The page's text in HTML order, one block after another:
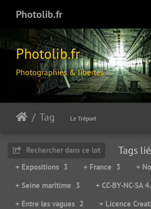
Photolib.fr
Photolib.fr
Photographies & libertés
Tag Le Tréport
Rechercher dans ce lot Tags
+ Expositions 3 + France 3 +
+ Seine maritime 3 + CC-BY-NC-SA
+ Entre les vagues 2 + Licence